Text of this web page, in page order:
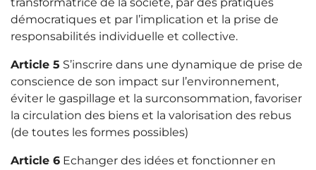
démocratiques et par l’implication et la prise de
responsabilités individuelle et collective.
Article 5 S’inscrire dans une dynamique de prise de
conscience de son impact sur l’environnement,
éviter le gaspillage et la surconsommation, favoriser
la circulation des biens et la valorisation des rebus
(de toutes les formes possibles)
Article 6 Echanger des idées et fonctionner en